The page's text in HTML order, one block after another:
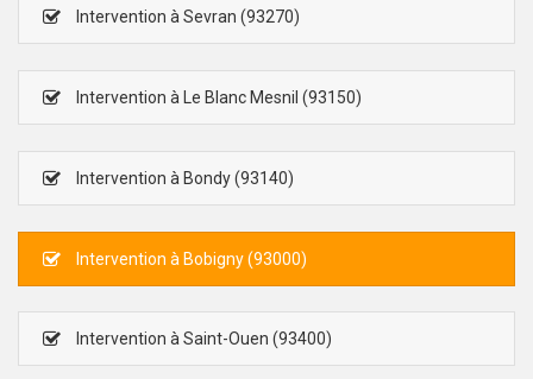
Intervention à Sevran (93270)
Intervention à Le Blanc Mesnil (93150)
Intervention à Bondy (93140)
Intervention à Bobigny (93000)
Intervention à Saint-Ouen (93400)